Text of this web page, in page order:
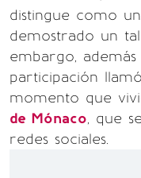
distingue como
demostrado un
embargo,
participación
momento que
de Mónaco, que
redes sociales.